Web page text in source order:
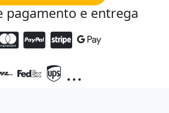
pagamento e entrega
...